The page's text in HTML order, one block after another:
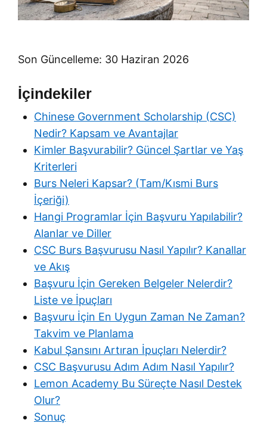
Son Güncelleme: 30 Haziran 2026
İçindekiler
Chinese Government Scholarship (CSC)
Nedir? Kapsam ve Avantajlar
Kimler Başvurabilir? Güncel Şartlar ve Yaş
Kriterleri
Burs Neleri Kapsar? (Tam/Kısmi Burs
İçeriği)
Hangi Programlar İçin Başvuru Yapılabilir?
Alanlar ve Diller
CSC Burs Başvurusu Nasıl Yapılır? Kanallar
ve Akış
Başvuru İçin Gereken Belgeler Nelerdir?
Liste ve İpuçları
Başvuru İçin En Uygun Zaman Ne Zaman?
Takvim ve Planlama
Kabul Şansını Artıran İpuçları Nelerdir?
CSC Başvurusu Adım Adım Nasıl Yapılır?
Lemon Academy Bu Süreçte Nasıl Destek
Olur?
Sonuç